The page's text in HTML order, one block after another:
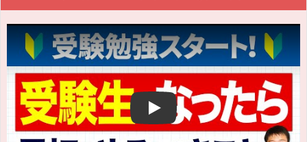
Play